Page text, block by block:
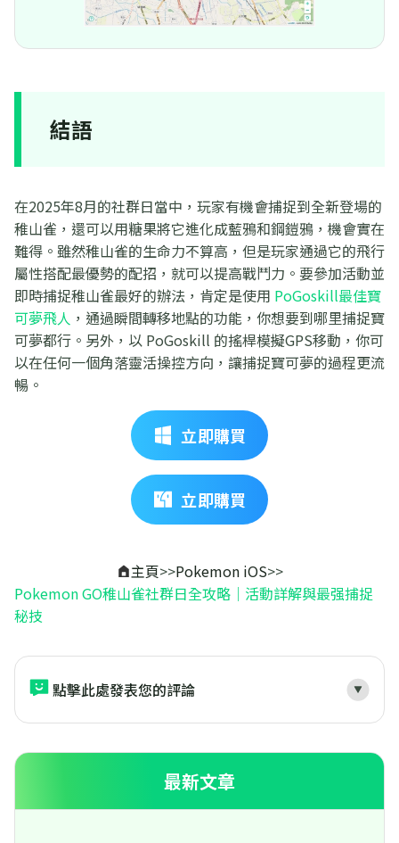
結語
在2025年8月的社群日當中，玩家有機會捕捉到全新登場的
稚山雀，還可以用糖果將它進化成藍鴉和鋼鎧鴉，機會實在
難得。雖然稚山雀的生命力不算高，但是玩家通過它的飛行
屬性搭配最優勢的配招，就可以提高戰鬥力。要參加活動並
即時捕捉稚山雀最好的辦法，肯定是使用 PoGoskill最佳寶
可夢飛人 ，通過瞬間轉移地點的功能，你想要到哪里捕捉寶
可夢都行。另外，以 PoGoskill 的搖桿模擬GPS移動，你可
以在任何一個角落靈活操控方向，讓捕捉寶可夢的過程更流
暢。
立即購買
立即購買
主頁>>Pokemon iOS>>
Pokemon GO稚山雀社群日全攻略｜活動詳解與最强捕捉
秘技
點擊此處發表您的評論
最新文章